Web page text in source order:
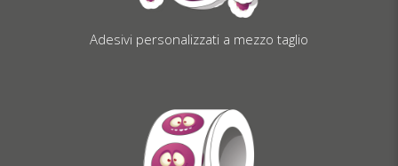
Adesivi personalizzati a mezzo taglio